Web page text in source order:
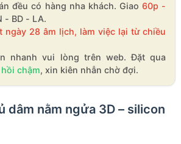
đều có hàng nha khách. Giao 60p -
- BD - LA.
ngày 28 âm lịch, làm việc lại từ chiều
nhanh vui lòng trên web. Đặt qua
chậm, xin kiên nhẫn chờ đợi.
dâm nằm ngửa 3D – silicon